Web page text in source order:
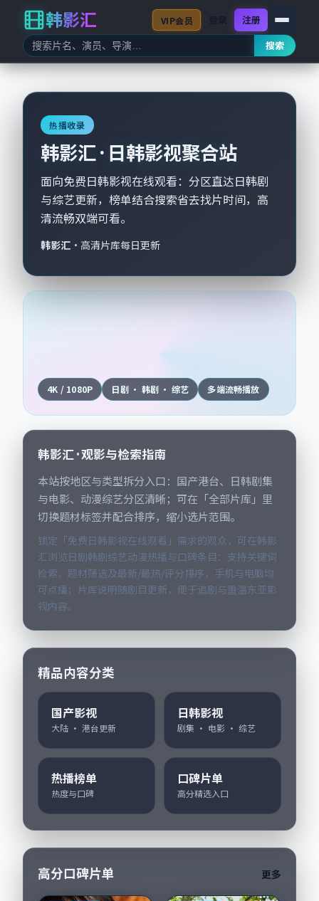
韩影汇
搜索
VIP会员 注册
热播收录
韩影汇 · 日韩影视聚合站
面向免费日韩影视在线观看：分区直达日韩剧
与综艺更新，榜单结合搜索省去找片时间，高
清流畅双端可看。
韩影汇 · 高清片库每日更新
4K / 1080P 日剧 · 韩剧 · 综艺 多端流畅播放
韩影汇 · 观影与检索指南
本站按地区与类型拆分入口：国产港台、日韩剧集
与电影、动漫综艺分区清晰；可在「全部片库」里
切换题材标签并配合排序，缩小选片范围。
锁定「免费日韩影视在线观看」需求的观众，可在韩影
汇浏览日剧韩剧综艺动漫热播与口碑条目：支持关键词
检索、题材筛选及最新/最热/评分排序，手机与电脑均
可点播；片库说明随剧目更新，便于追剧与重温东亚影
视内容。
精品内容分类
国产影视
大陆 · 港台更新
日韩影视
剧集 · 电影 · 综艺
热播榜单
热度与口碑
口碑片单
高分精选入口
高分口碑片单 更多